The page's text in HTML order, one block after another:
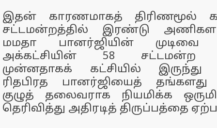
இதன் காரணமாகத் திரிணமூல்
சட்டமன்றத்தில் இரண்டு
மமதா பானர்ஜியின்
அக்கட்சியின் 58 சட்டமன்ற
முன்னதாகக் கட்சியில் இருந்து
ரிதபிரத பானர்ஜியைத் தங்களது
குழுத் தலைவராக நியமிக்க
தெரிவித்து அதிரடித் திருப்பத்தை